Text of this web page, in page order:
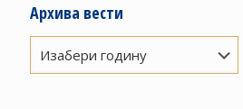
Архива вести